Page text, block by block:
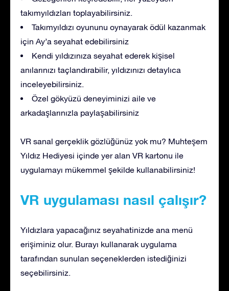
takımyıldızları toplayabilirsiniz.
Takımyıldızı oyununu oynayarak ödül kazanmak
için Ay’a seyahat edebilirsiniz
Kendi yıldızınıza seyahat ederek kişisel
anılarınızı taçlandırabilir, yıldızınızı detaylıca
inceleyebilirsiniz.
Özel gökyüzü deneyiminizi aile ve
arkadaşlarınızla paylaşabilirsiniz
VR sanal gerçeklik gözlüğünüz yok mu? Muhteşem
Yıldız Hediyesi içinde yer alan VR kartonu ile
uygulamayı mükemmel şekilde kullanabilirsiniz!
VR uygulaması nasıl çalışır?
Yıldızlara yapacağınız seyahatinizde ana menü
erişiminiz olur. Burayı kullanarak uygulama
tarafından sunulan seçeneklerden istediğinizi
seçebilirsiniz.